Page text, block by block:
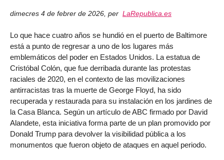
dimecres 4 de febrer de 2026 per LaRepublica.es
Lo que hace cuatro años se hundió en el puerto de Baltimore
está a punto de regresar a uno de los lugares más
emblemáticos del poder en Estados Unidos. La estatua de
Cristóbal Colón, que fue derribada durante las protestas
raciales de 2020, en el contexto de las movilizaciones
antirracistas tras la muerte de George Floyd, ha sido
recuperada y restaurada para su instalación en los jardines de
la Casa Blanca. Según un artículo de ABC firmado por David
Alandete, esta iniciativa forma parte de un plan promovido por
Donald Trump para devolver la visibilidad pública a los
monumentos que fueron objeto de ataques en aquel periodo.